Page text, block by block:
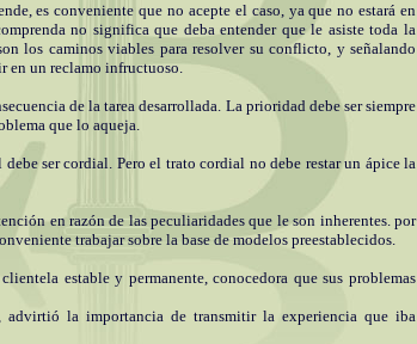
es conveniente que no acepte el caso, ya que no estará en
no significa que deba entender que le asiste toda la
los caminos viables para resolver su conflicto, y señalando
en un reclamo infructuoso.
de la tarea desarrollada. La prioridad debe ser siempre
que lo aqueja.
ser cordial. Pero el trato cordial no debe restar un ápice la
en razón de las peculiaridades que le son inherentes. por
trabajar sobre la base de modelos preestablecidos.
estable y permanente, conocedora que sus problemas
advirtió la importancia de transmitir la experiencia que iba